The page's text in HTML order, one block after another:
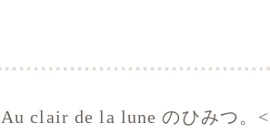
n
Au clair de la lune のひみつ。